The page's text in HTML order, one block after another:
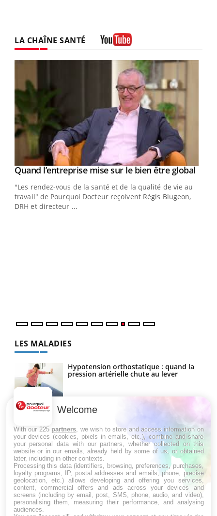
LA CHAÎNE SANTÉ
Youtube
Quand l’entreprise mise sur le bien être global
"Les rendez-vous de la santé et de la qualité de vie au
travail" de Pourquoi Docteur reçoivent Régis Blugeon,
DRH et directeur ...
LES MALADIES
Hypotension orthostatique : quand la
pression artérielle chute au lever
Drépanocytose : une déformation des
globules rouges aux conséquences
Maladie de Charcot (Sclérose latérale
amyotrophique)
Welcome
With our 225 partners , we wish to store and access information on
your devices (cookies, pixels in emails, etc.), combine and share
your personal data with our partners, whether collected on this
website or in our emails, already held by some of us, or obtained
later, including in other contexts.
Processing this data (identifiers, browsing, preferences, purchases,
loyalty programs, IP, postal addresses and emails, phone, precise
geolocation, etc.) allows developing and offering you services,
content, commercial offers and ads across your devices and
screens (including by email, post, SMS, phone, audio, and video),
personalising them, measuring their performance, and analysing
audiences.